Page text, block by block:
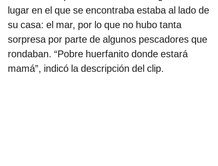
lugar en el que se encontraba estaba al lado de
su casa: el mar, por lo que no hubo tanta
sorpresa por parte de algunos pescadores que
rondaban. “Pobre huerfanito donde estará
mamá”, indicó la descripción del clip.